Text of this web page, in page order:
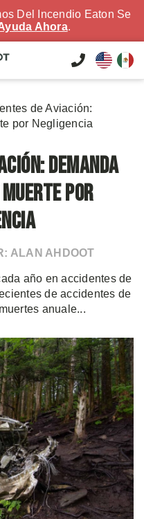
Del Incendio Eaton Se
Ahora.
de Aviación:
por Negligencia
Demanda
por
ALAN AHDOOT
año en accidentes de
de accidentes de
anuale...